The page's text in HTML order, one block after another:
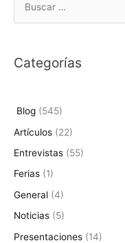
c
r
:
Categorías
Blog (545)
Artículos (22)
Entrevistas (55)
Ferias (1)
General (4)
Noticias (5)
Presentaciones (14)